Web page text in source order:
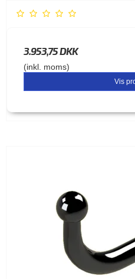
3.953,75 DKK
(inkl. moms)
Vis